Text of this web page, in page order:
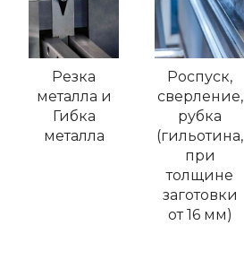
Резка
металла и
Гибка
металла
Роспуск,
сверление,
рубка
(гильотина,
при
толщине
заготовки
от 16 мм)